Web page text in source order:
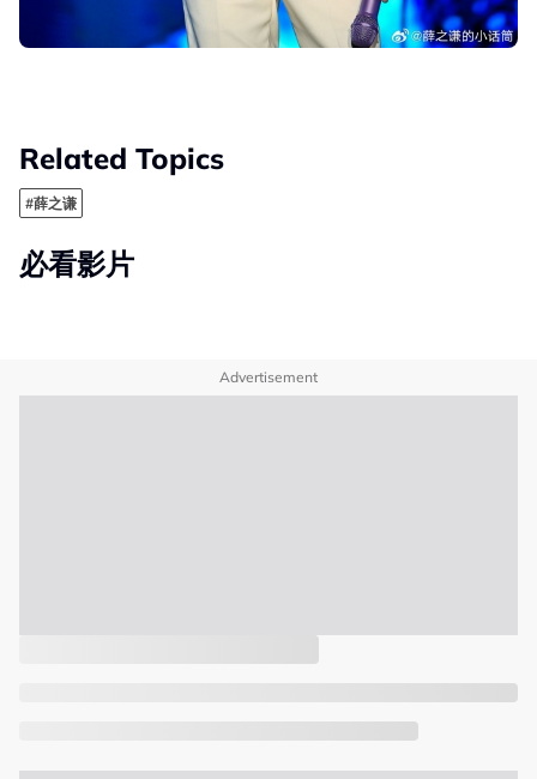
Related Topics
#薛之谦
必看影片
Advertisement